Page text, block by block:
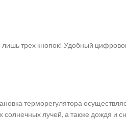
трех кнопок! Удобный
терморегулятора
лучей, а также дождя и